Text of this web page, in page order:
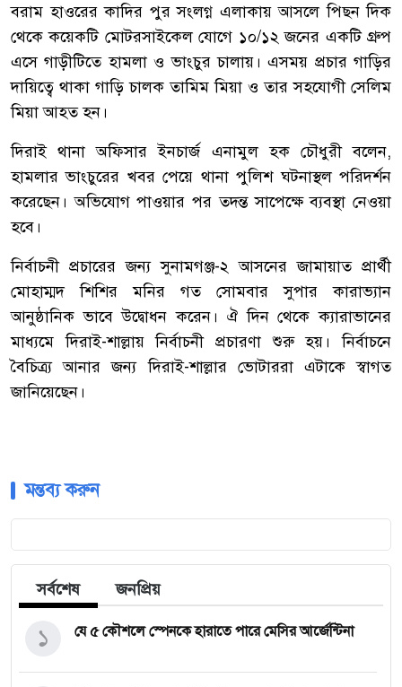
বরাম হাওরের কাদির পুর সংলগ্ন এলাকায় আসলে পিছন দিক
থেকে কয়েকটি মোটরসাইকেল যোগে ১০/১২ জনের একটি গ্রুপ
এসে গাড়ীটিতে হামলা ও ভাংচুর চালায়। এসময় প্রচার গাড়ির
দায়িত্বে থাকা গাড়ি চালক তামিম মিয়া ও তার সহযোগী সেলিম
মিয়া আহত হন।
দিরাই থানা অফিসার ইনচার্জ এনামুল হক চৌধুরী বলেন,
হামলার ভাংচুরের খবর পেয়ে থানা পুলিশ ঘটনাস্থল পরিদর্শন
করেছেন। অভিযোগ পাওয়ার পর তদন্ত সাপেক্ষে ব্যবস্থা নেওয়া
হবে।
নির্বাচনী প্রচারের জন্য সুনামগঞ্জ-২ আসনের জামায়াত প্রার্থী
মোহাম্মদ শিশির মনির গত সোমবার সুপার কারাভ্যান
আনুষ্ঠানিক ভাবে উদ্বোধন করেন। ঐ দিন থেকে ক্যারাভানের
মাধ্যমে দিরাই-শাল্লায় নির্বাচনী প্রচারণা শুরু হয়। নির্বাচনে
বৈচিত্র্য আনার জন্য দিরাই-শাল্লার ভোটাররা এটাকে স্বাগত
জানিয়েছেন।
মন্তব্য করুন
সর্বশেষ জনপ্রিয়
যে ৫ কৌশলে স্পেনকে হারাতে পারে মেসির আর্জেন্টিনা
১